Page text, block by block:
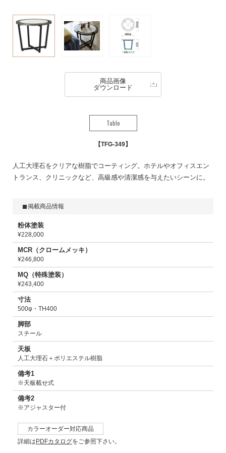
商品画像
ダウンロード
Table
TFG-349
人工大理石をクリアな樹脂でコーティング。ホテルやオフィスエン
トランス、クリニックなど、高級感や清潔感を与えたいシーンに。
掲載商品情報
粉体塗装
¥228,000
MCR（クロームメッキ）
¥246,800
MQ（特殊塗装）
¥243,400
寸法
500φ・TH400
脚部
スチール
天板
人工大理石＋ポリエステル樹脂
備考1
※天板載せ式
備考2
※アジャスター付
カラーオーダー対応商品
詳細はPDFカタログをご参照下さい。